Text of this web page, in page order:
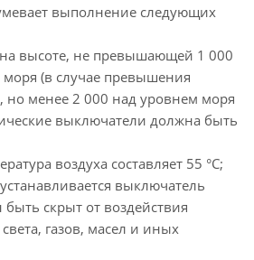
выполнение следующих
на высоте, не превышающей 1 000
(в случае превышения
но менее 2 000 над уровнем моря
выключатели должна быть
воздуха составляет 55 °С;
выключатель
скрыт от воздействия
газов, масел и иных